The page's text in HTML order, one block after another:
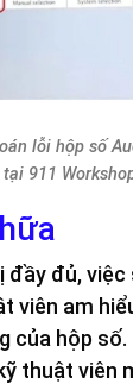
lỗi hộp số
911
đầy đủ, việc
viên am
của hộp số.
thuật viên